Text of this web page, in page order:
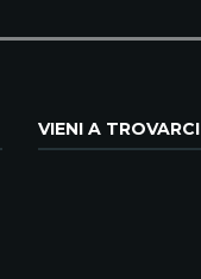
VIENI A TROVARCI